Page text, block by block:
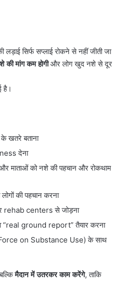
सिर्फ सप्लाई रोकने से नहीं जीती जा
की मांग कम होगीऔर लोग खुद नशे से दूर
है।
खतरे बताना
देना
माताओं को नशे की पहचान और रोकथाम
की पहचान करना
rehab centers से जोड़ना
“real ground report” तैयार करना
on Substance Use) के साथ
मैदान में उतरकर काम करेंगे, ताकि